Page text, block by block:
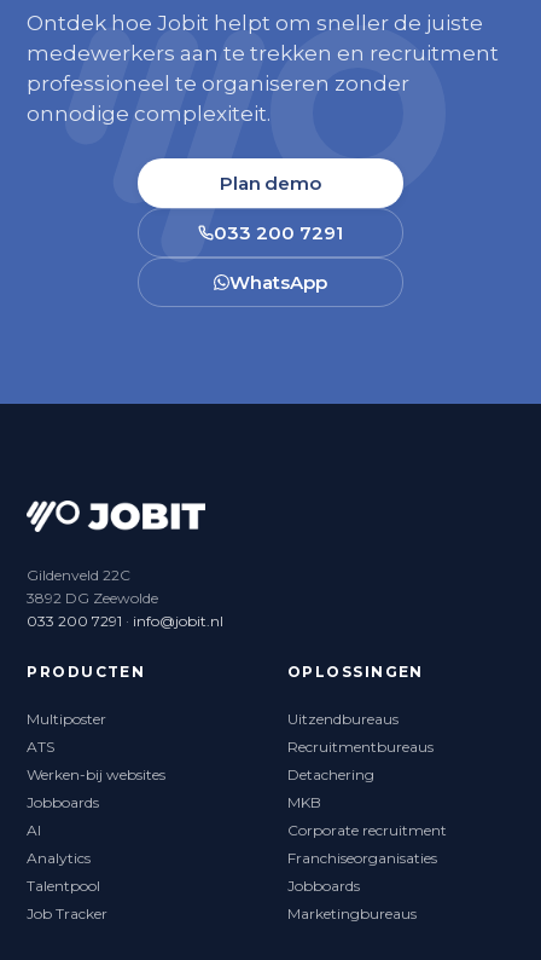
Ontdek hoe Jobit helpt om sneller de juiste
medewerkers aan te trekken en recruitment
professioneel te organiseren zonder
onnodige complexiteit.
Plan demo
033 200 7291
WhatsApp
Gildenveld 22C
3892 DG Zeewolde
033 200 7291 · info@jobit.nl
PRODUCTEN
Multiposter
ATS
Werken-bij websites
Jobboards
AI
Analytics
Talentpool
Job Tracker
OPLOSSINGEN
Uitzendbureaus
Recruitmentbureaus
Detachering
MKB
Corporate recruitment
Franchiseorganisaties
Jobboards
Marketingbureaus